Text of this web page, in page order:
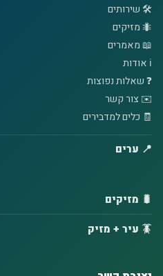
🛠️ שירותים
🐜 מזיקים
📖 מאמרים
ℹ️ אודות
❓ שאלות נפוצות
✉️ צור קשר
🧾 כלים למדבירים
📍 ערים
🐛 מזיקים
🪳 עיר + מזיק